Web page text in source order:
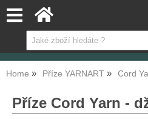
Home Příze YARNART Cord
Příze Cord Yarn -